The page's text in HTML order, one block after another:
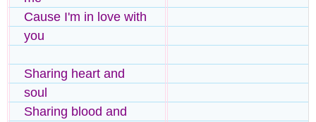
Cause I'm in love with
you
Sharing heart and
soul
Sharing blood and